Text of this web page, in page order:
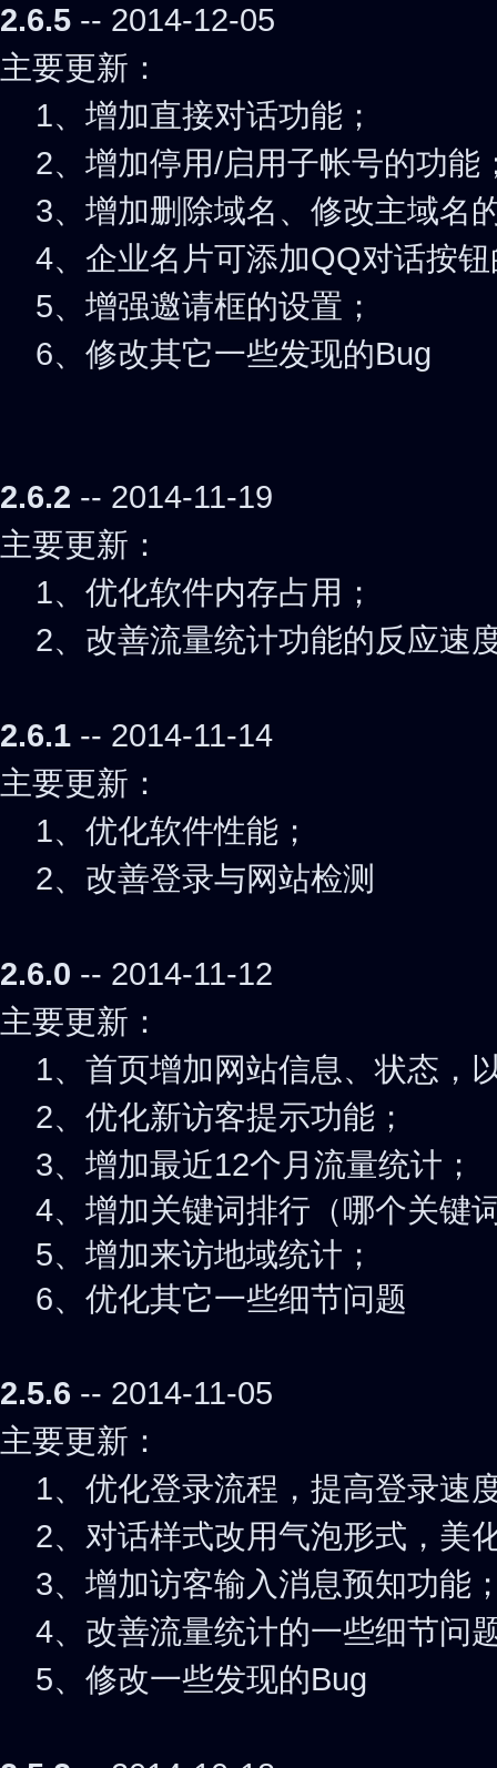
2.6.5 -- 2014-12-05
主要更新：
1、增加直接对话功能；
2、增加停用/启用子帐号的功能
3、增加删除域名、修改主域名
4、企业名片可添加QQ对话按钮
5、增强邀请框的设置；
6、修改其它一些发现的Bug
2.6.2 -- 2014-11-19
主要更新：
1、优化软件内存占用；
2、改善流量统计功能的反应速
2.6.1 -- 2014-11-14
主要更新：
1、优化软件性能；
2、改善登录与网站检测
2.6.0 -- 2014-11-12
主要更新：
1、首页增加网站信息、状态，
2、优化新访客提示功能；
3、增加最近12个月流量统计；
4、增加关键词排行（哪个关键
5、增加来访地域统计；
6、优化其它一些细节问题
2.5.6 -- 2014-11-05
主要更新：
1、优化登录流程，提高登录速
2、对话样式改用气泡形式，美
3、增加访客输入消息预知功能
4、改善流量统计的一些细节问
5、修改一些发现的Bug